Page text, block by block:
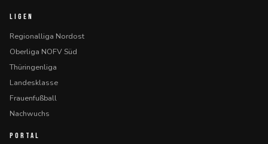
LIGEN
Regionalliga Nordost
Oberliga NOFV Süd
Thüringenliga
Landesklasse
Frauenfußball
Nachwuchs
PORTAL